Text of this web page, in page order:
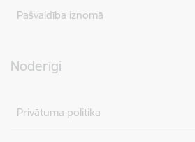
Pašvaldība iznomā
Noderīgi
Privātuma politika